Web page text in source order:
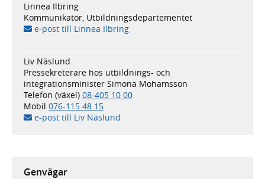
Linnea Ilbring
Kommunikatör, Utbildningsdepartementet
e-post till Linnea Ilbring
Liv Näslund
Pressekreterare hos utbildnings- och
integrationsminister Simona Mohamsson
Telefon (växel) 08-405 10 00
Mobil 076-115 48 15
e-post till Liv Näslund
Genvägar